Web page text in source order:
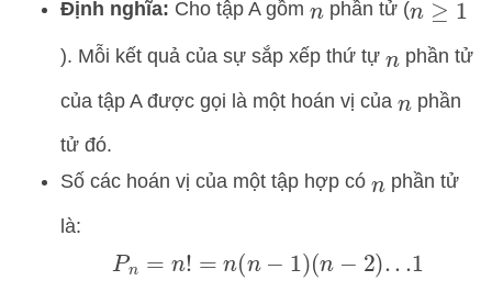
Định nghĩa: Cho tập A gồm nphần tử (n≥1
). Mỗi kết quả của sự sắp xếp thứ tự n phần tử
của tập A được gọi là một hoán vị của n phần
tử đó.
Số các hoán vị của một tập hợp có n phần tử
là:
P n= n!=n(n −1 )(n−2). ..1